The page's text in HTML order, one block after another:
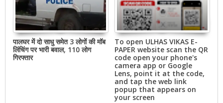
पालघर में दो साधु समेत 3 लोगों की मॉब
लिंचिंग पर भारी बवाल, 110 लोग
गिरफ्तार
To open ULHAS VIKAS E-
PAPER website scan the QR
code open your phone's
camera app or Google
Lens, point it at the code,
and tap the web link
popup that appears on
your screen